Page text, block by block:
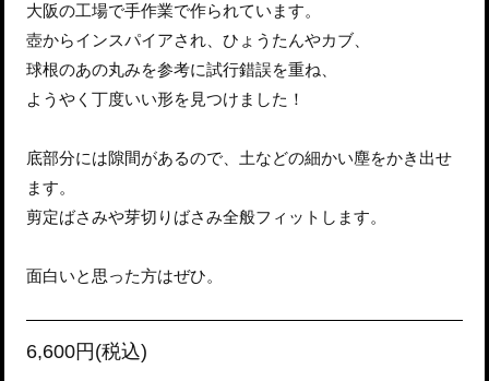
大阪の工場で手作業で作られています。
壺からインスパイアされ、ひょうたんやカブ、
球根のあの丸みを参考に試行錯誤を重ね、
ようやく丁度いい形を見つけました！
底部分には隙間があるので、土などの細かい塵をかき出せ
ます。
剪定ばさみや芽切りばさみ全般フィットします。
面白いと思った方はぜひ。
6,600円(税込)